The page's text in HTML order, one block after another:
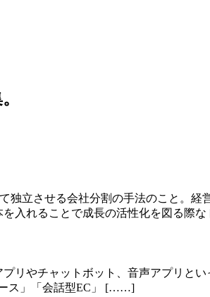
独立させる会社分割の手法のこと。
を入れることで成長の活性化を図る際
プリやチャットボット、音声アプリ
ース」「会話型EC」 [……]